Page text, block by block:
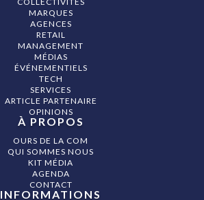
MARQUES
AGENCES
RETAIL
MANAGEMENT
MÉDIAS
ÉVÉNEMENTIELS
TECH
SERVICES
ARTICLE PARTENAIRE
OPINIONS
À PROPOS
OURS DE LA COM
QUI SOMMES NOUS
KIT MÉDIA
AGENDA
CONTACT
INFORMATIONS